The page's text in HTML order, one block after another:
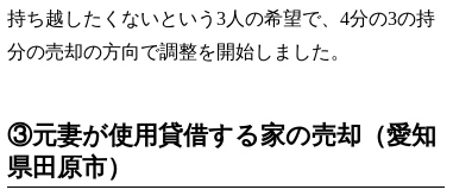
持ち越したくないという3人の希望で、4分の3の持
分の売却の方向で調整を開始しました。
③元妻が使用貸借する家の売却（愛知
県田原市）